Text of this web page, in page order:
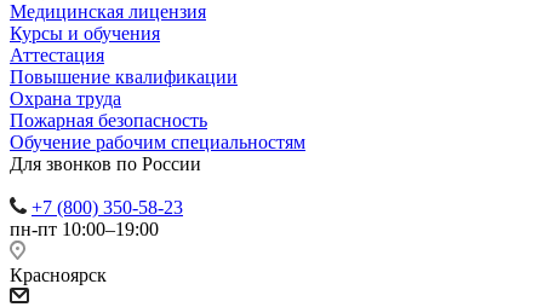
Медицинская лицензия
Курсы и обучения
Аттестация
Повышение квалификации
Охрана труда
Пожарная безопасность
Обучение рабочим специальностям
Для звонков по России
+7 (800) 350-58-23
пн-пт 10:00–19:00
Красноярск